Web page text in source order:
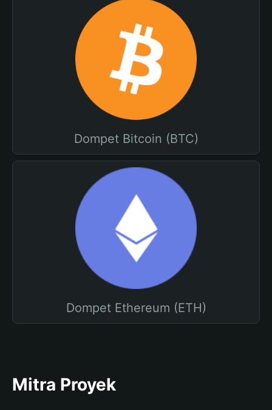
Dompet Bitcoin (BTC)
Dompet Ethereum (ETH)
Mitra Proyek